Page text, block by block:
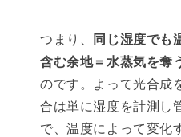
つまり、
同じ湿度でも
含む余地＝水蒸気を奪
のです。よって光合成
合は単に湿度を計測し
で、温度によって変化